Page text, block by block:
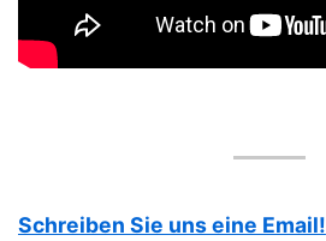
Schreiben Sie uns eine Email!